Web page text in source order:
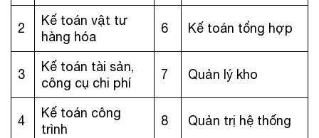
2
Kế toán vật tư
hàng hóa
6 Kế toán tổng hợp
3
Kế toán tài sản,
công cụ chi phí
7 Quản lý kho
4
Kế toán công
trình
8 Quản trị hệ thống